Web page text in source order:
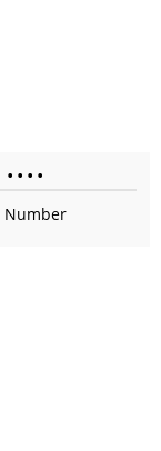
• • • •
Number